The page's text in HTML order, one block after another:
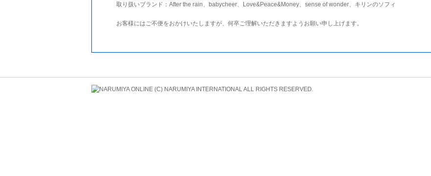
取り扱いブランド：After the rain、babycheer、Love&Peace&Money、sense of wonder、キリンのソフィ
お客様にはご不便をおかけいたしますが、何卒ご理解いただきますようお願い申し上げます。